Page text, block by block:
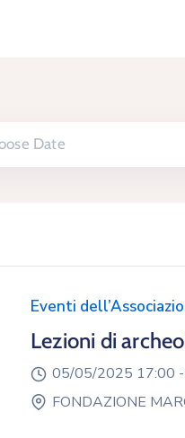
Eventi
Lezioni di
05/05/2025 17:00 -
FONDAZIONE